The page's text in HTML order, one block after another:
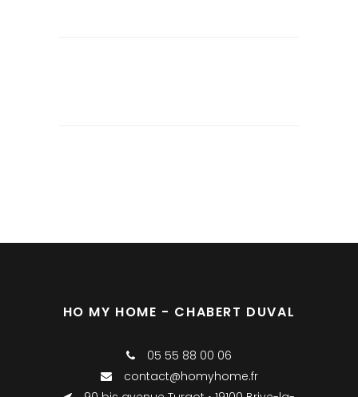
HO MY HOME - CHABERT DUVAL
05 55 88 00 06
contact@homyhome.fr